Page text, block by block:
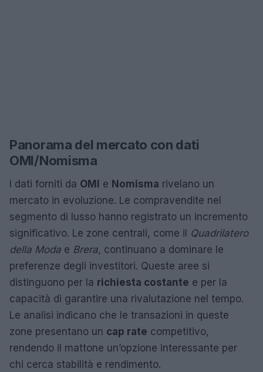
Panorama del mercato con dati
OMI/Nomisma
I dati forniti da OMI e Nomisma rivelano un
mercato in evoluzione. Le compravendite nel
segmento di lusso hanno registrato un incremento
significativo. Le zone centrali, come il Quadrilatero
della Moda e Brera, continuano a dominare le
preferenze degli investitori. Queste aree si
distinguono per la richiesta costante e per la
capacità di garantire una rivalutazione nel tempo.
Le analisi indicano che le transazioni in queste
zone presentano un cap rate competitivo,
rendendo il mattone un’opzione interessante per
chi cerca stabilità e rendimento.